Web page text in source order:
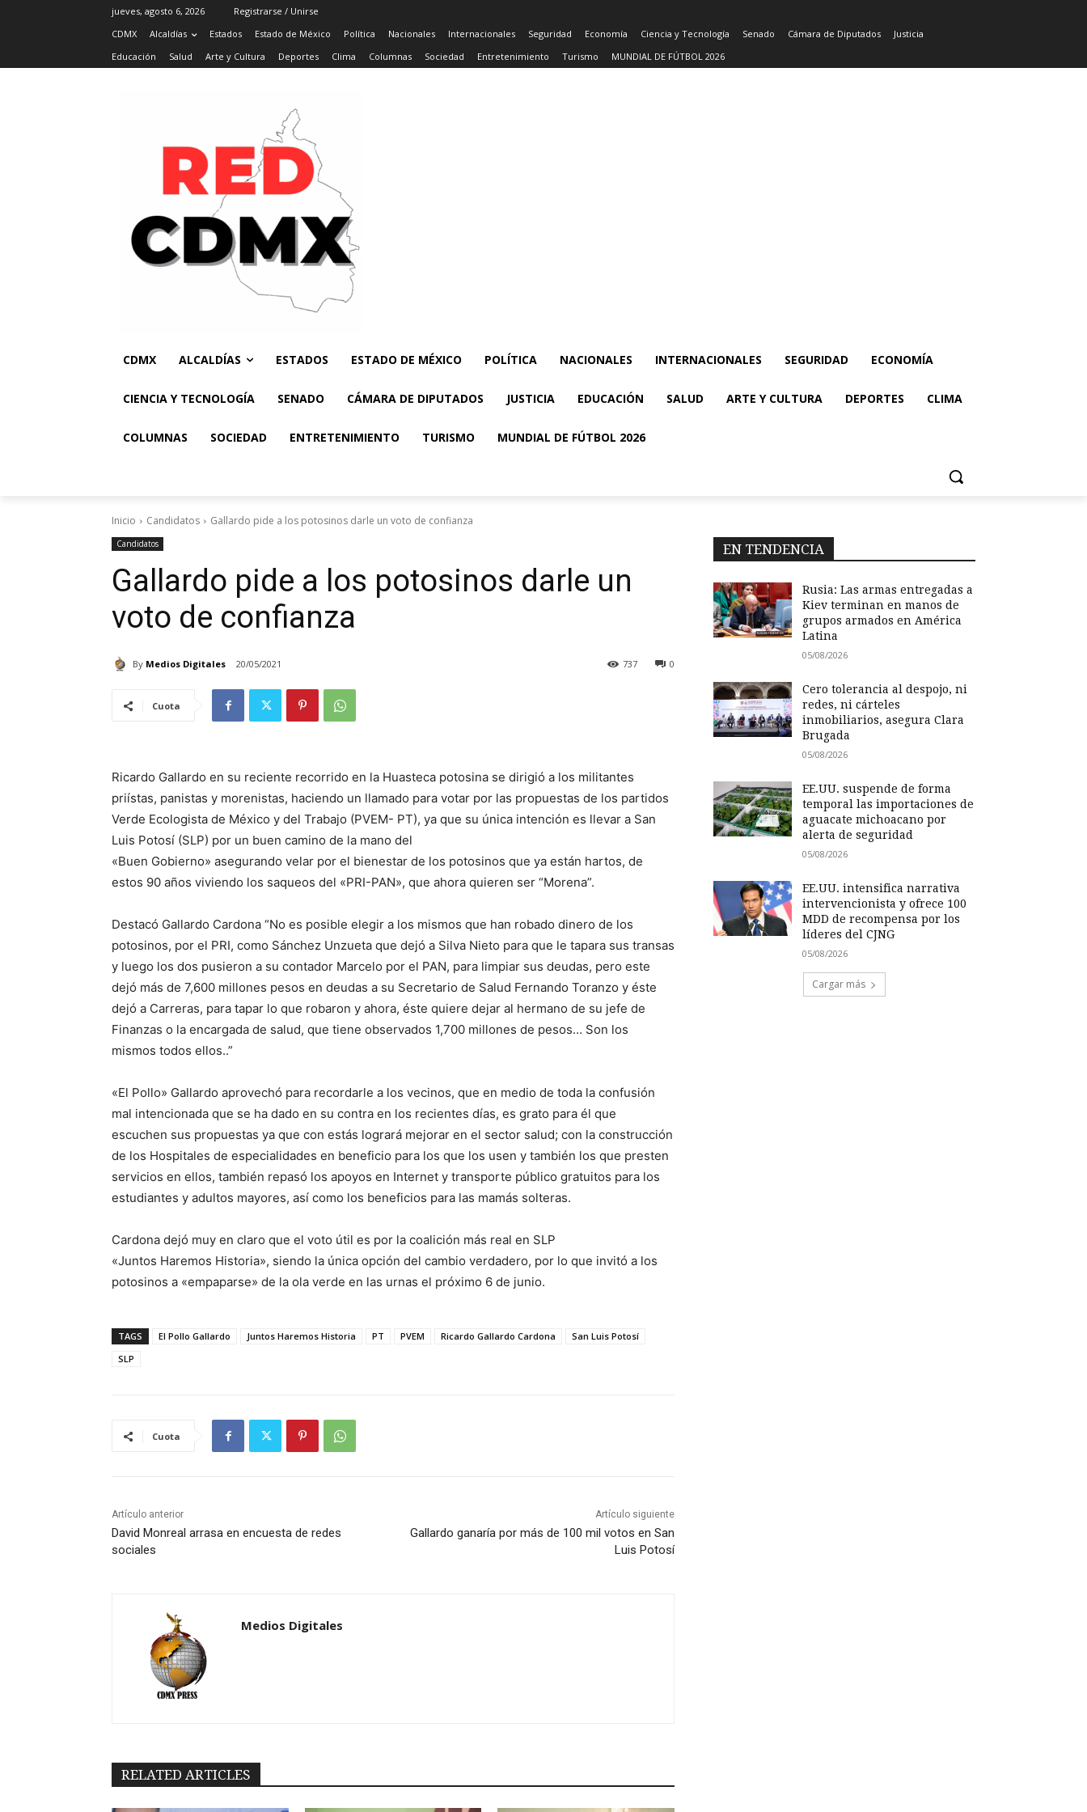
jueves, agosto 6, 2026
Registrarse / Unirse
CDMX
Alcaldías Estados Estado de México Política Nacionales Internacionales Seguridad Economía Ciencia y Tecnología Senado Cámara de Diputados
Justicia
Educación
Salud Arte y Cultura Deportes Clima Columnas Sociedad Entretenimiento Turismo MUNDIAL DE FÚTBOL 2026
CDMX ALCALDÍAS ESTADOS ESTADO DE MÉXICO POLÍTICA NACIONALES INTERNACIONALES SEGURIDAD ECONOMÍA
CIENCIA Y TECNOLOGÍA SENADO CÁMARA DE DIPUTADOS JUSTICIA EDUCACIÓN SALUD ARTE Y CULTURA DEPORTES CLIMA
COLUMNAS SOCIEDAD ENTRETENIMIENTO TURISMO MUNDIAL DE FÚTBOL 2026
Inicio Candidatos Gallardo pide a los potosinos darle un voto de confianza
Candidatos
Gallardo pide a los potosinos darle un
voto de confianza
By Medios Digitales 20/05/2021 0
737
Cuota
Ricardo Gallardo en su reciente recorrido en la Huasteca potosina se dirigió a los militantes
priístas, panistas y morenistas, haciendo un llamado para votar por las propuestas de los partidos
Verde Ecologista de México y del Trabajo (PVEM- PT), ya que su única intención es llevar a San
Luis Potosí (SLP) por un buen camino de la mano del
«Buen Gobierno» asegurando velar por el bienestar de los potosinos que ya están hartos, de
estos 90 años viviendo los saqueos del «PRI-PAN», que ahora quieren ser “Morena”.
Destacó Gallardo Cardona “No es posible elegir a los mismos que han robado dinero de los
potosinos, por el PRI, como Sánchez Unzueta que dejó a Silva Nieto para que le tapara sus transas
y luego los dos pusieron a su contador Marcelo por el PAN, para limpiar sus deudas, pero este
dejó más de 7,600 millones pesos en deudas a su Secretario de Salud Fernando Toranzo y éste
dejó a Carreras, para tapar lo que robaron y ahora, éste quiere dejar al hermano de su jefe de
Finanzas o la encargada de salud, que tiene observados 1,700 millones de pesos… Son los
mismos todos ellos..”
«El Pollo» Gallardo aprovechó para recordarle a los vecinos, que en medio de toda la confusión
mal intencionada que se ha dado en su contra en los recientes días, es grato para él que
escuchen sus propuestas ya que con estás logrará mejorar en el sector salud; con la construcción
de los Hospitales de especialidades en beneficio para los que los usen y también los que presten
servicios en ellos, también repasó los apoyos en Internet y transporte público gratuitos para los
estudiantes y adultos mayores, así como los beneficios para las mamás solteras.
Cardona dejó muy en claro que el voto útil es por la coalición más real en SLP
«Juntos Haremos Historia», siendo la única opción del cambio verdadero, por lo que invitó a los
potosinos a «empaparse» de la ola verde en las urnas el próximo 6 de junio.
TAGS El Pollo Gallardo Juntos Haremos Historia PT PVEM Ricardo Gallardo Cardona
San Luis Potosí
SLP
Cuota
Artículo anterior
David Monreal arrasa en encuesta de redes
sociales
Artículo siguiente
Gallardo ganaría por más de 100 mil votos en San
Luis Potosí
Medios Digitales
RELATED ARTICLES
EN TENDENCIA
Rusia: Las armas entregadas a
Kiev terminan en manos de
grupos armados en América
Latina
05/08/2026
Cero tolerancia al despojo, ni
redes, ni cárteles
inmobiliarios, asegura Clara
Brugada
05/08/2026
EE.UU. suspende de forma
temporal las importaciones de
aguacate michoacano por
alerta de seguridad
05/08/2026
EE.UU. intensifica narrativa
intervencionista y ofrece 100
MDD de recompensa por los
líderes del CJNG
05/08/2026
Cargar más